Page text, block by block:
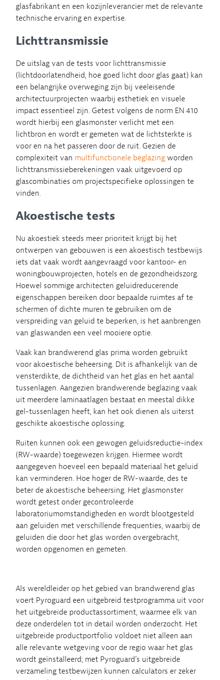
glasfabrikant en een kozijnleverancier met de relevante
technische ervaring en expertise.
Lichttransmissie
De uitslag van de tests voor lichttransmissie
(lichtdoorlatendheid, hoe goed licht door glas gaat) kan
een belangrijke overweging zijn bij veeleisende
architectuurprojecten waarbij esthetiek en visuele
impact essentieel zijn. Getest volgens de norm EN 410
wordt hierbij een glasmonster verlicht met een
lichtbron en wordt er gemeten wat de lichtsterkte is
voor en na het passeren door de ruit. Gezien de
complexiteit van multifunctionele beglazing worden
lichttransmissieberekeningen vaak uitgevoerd op
glascombinaties om projectspecifieke oplossingen te
vinden.
Akoestische tests
Nu akoestiek steeds meer prioriteit krijgt bij het
ontwerpen van gebouwen is een akoestisch testbewijs
iets dat vaak wordt aangevraagd voor kantoor- en
woningbouwprojecten, hotels en de gezondheidszorg.
Hoewel sommige architecten geluidreducerende
eigenschappen bereiken door bepaalde ruimtes af te
schermen of dichte muren te gebruiken om de
verspreiding van geluid te beperken, is het aanbrengen
van glaswanden een veel mooiere optie.
Vaak kan brandwerend glas prima worden gebruikt
voor akoestische beheersing. Dit is afhankelijk van de
vensterdikte, de dichtheid van het glas en het aantal
tussenlagen. Aangezien brandwerende beglazing vaak
uit meerdere laminaatlagen bestaat en meestal dikke
gel-tussenlagen heeft, kan het ook dienen als uiterst
geschikte akoestische oplossing.
Ruiten kunnen ook een gewogen geluidsreductie-index
(RW-waarde) toegewezen krijgen. Hiermee wordt
aangegeven hoeveel een bepaald materiaal het geluid
kan verminderen. Hoe hoger de RW-waarde, des te
beter de akoestische beheersing. Het glasmonster
wordt getest onder gecontroleerde
laboratoriumomstandigheden en wordt blootgesteld
aan geluiden met verschillende frequenties, waarbij de
geluiden die door het glas worden overgebracht,
worden opgenomen en gemeten.
Als wereldleider op het gebied van brandwerend glas
voert Pyroguard een uitgebreid testprogramma uit voor
het uitgebreide productassortiment, waarmee elk van
deze onderdelen tot in detail worden onderzocht. Het
uitgebreide productportfolio voldoet niet alleen aan
alle relevante wetgeving voor de regio waar het glas
wordt geïnstalleerd; met Pyroguard’s uitgebreide
verzameling testbewijzen kunnen calculators er zeker